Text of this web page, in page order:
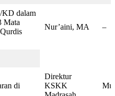
KD dalam
Mata
Nur’aini, MA –
di
Direktur
KSKK